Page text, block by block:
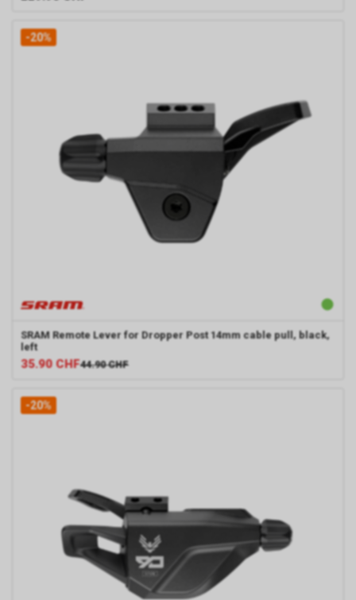
-20%
SRAM Remote Lever for Dropper Post 14mm cable pull, black,
left
35.90 CHF44.90 CHF
-20%